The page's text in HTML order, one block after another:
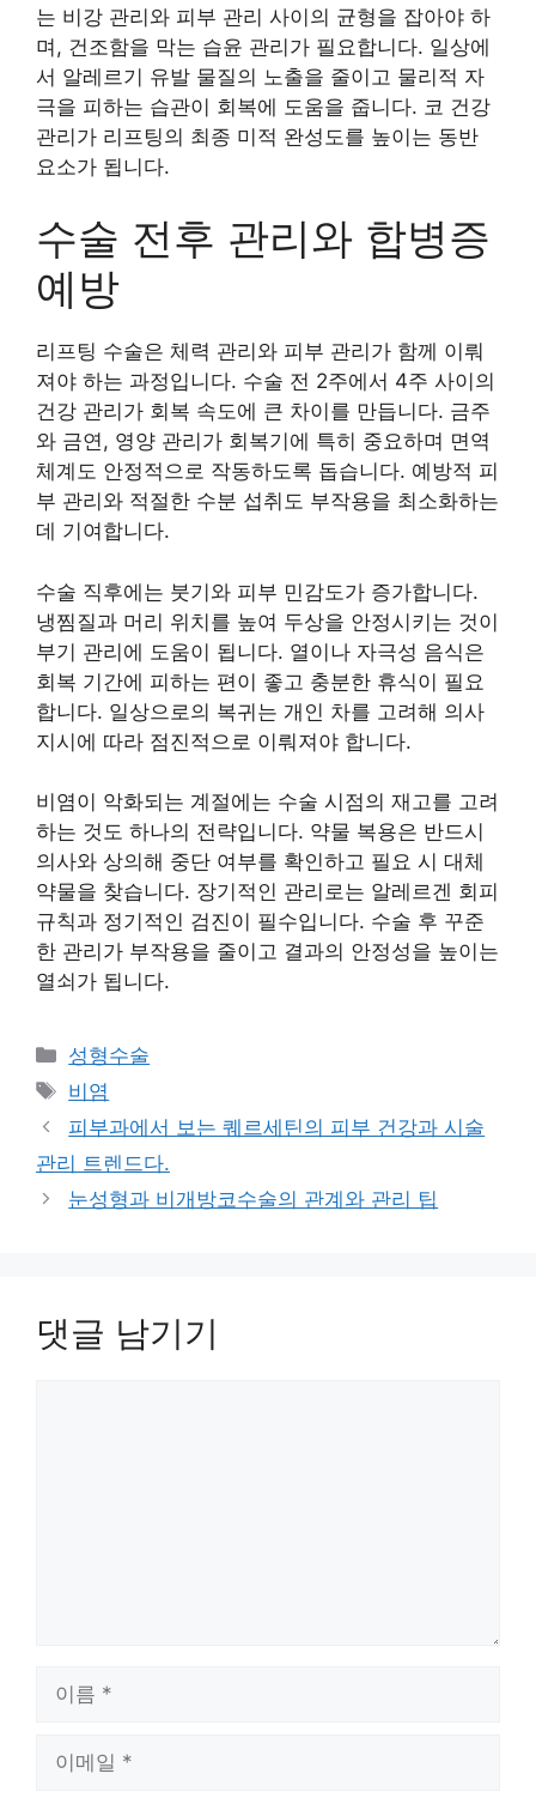
는 비강 관리와 피부 관리 사이의 균형을 잡아야 하
며, 건조함을 막는 습윤 관리가 필요합니다. 일상에
서 알레르기 유발 물질의 노출을 줄이고 물리적 자
극을 피하는 습관이 회복에 도움을 줍니다. 코 건강
관리가 리프팅의 최종 미적 완성도를 높이는 동반
요소가 됩니다.
수술 전후 관리와 합병증
예방
리프팅 수술은 체력 관리와 피부 관리가 함께 이뤄
져야 하는 과정입니다. 수술 전 2주에서 4주 사이의
건강 관리가 회복 속도에 큰 차이를 만듭니다. 금주
와 금연, 영양 관리가 회복기에 특히 중요하며 면역
체계도 안정적으로 작동하도록 돕습니다. 예방적 피
부 관리와 적절한 수분 섭취도 부작용을 최소화하는
데 기여합니다.
수술 직후에는 붓기와 피부 민감도가 증가합니다.
냉찜질과 머리 위치를 높여 두상을 안정시키는 것이
부기 관리에 도움이 됩니다. 열이나 자극성 음식은
회복 기간에 피하는 편이 좋고 충분한 휴식이 필요
합니다. 일상으로의 복귀는 개인 차를 고려해 의사
지시에 따라 점진적으로 이뤄져야 합니다.
비염이 악화되는 계절에는 수술 시점의 재고를 고려
하는 것도 하나의 전략입니다. 약물 복용은 반드시
의사와 상의해 중단 여부를 확인하고 필요 시 대체
약물을 찾습니다. 장기적인 관리로는 알레르겐 회피
규칙과 정기적인 검진이 필수입니다. 수술 후 꾸준
한 관리가 부작용을 줄이고 결과의 안정성을 높이는
열쇠가 됩니다.
카
테
리
성형수술
태
그
비염
피부과에서 보는 퀘르세틴의 피부 건강과 시술
관리 트렌드다.
눈성형과 비개방코수술의 관계와 관리 팁
댓글 남기기